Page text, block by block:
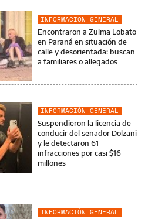
INFORMACIÓN GENERAL
Encontraron a Zulma Lobato
en Paraná en situación de
calle y desorientada: buscan
a familiares o allegados
INFORMACIÓN GENERAL
Suspendieron la licencia de
conducir del senador Dolzani
y le detectaron 61
infracciones por casi $16
millones
INFORMACIÓN GENERAL